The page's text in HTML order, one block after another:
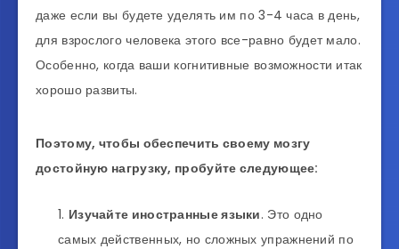
даже если вы будете уделять им по 3-4 часа в день,
для взрослого человека этого все-равно будет мало.
Особенно, когда ваши когнитивные возможности итак
хорошо развиты.
Поэтому, чтобы обеспечить своему мозгу
достойную нагрузку, пробуйте следующее:
Изучайте иностранные языки. Это одно
самых действенных, но сложных упражнений по